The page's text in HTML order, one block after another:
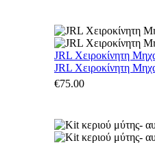
JRL Χειροκίνητη
JRL Χειροκίνητη
€75.00